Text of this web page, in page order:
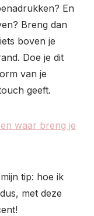
En
Breng dan
boven je
Doe je dit
van je
geeft.
waar breng je
tip: hoe ik
met deze